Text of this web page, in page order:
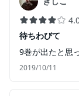
待ちわびて
9巻が出たと思
2019/10/11